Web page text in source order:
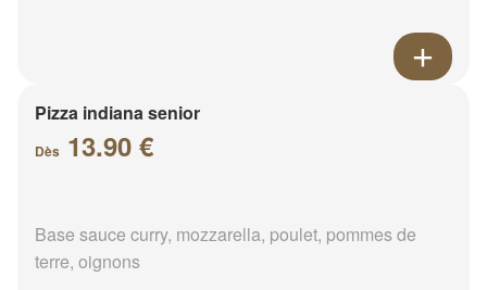
Pizza indiana senior
Dès 13.90 €
Base sauce curry, mozzarella, poulet, pommes de
terre, oignons